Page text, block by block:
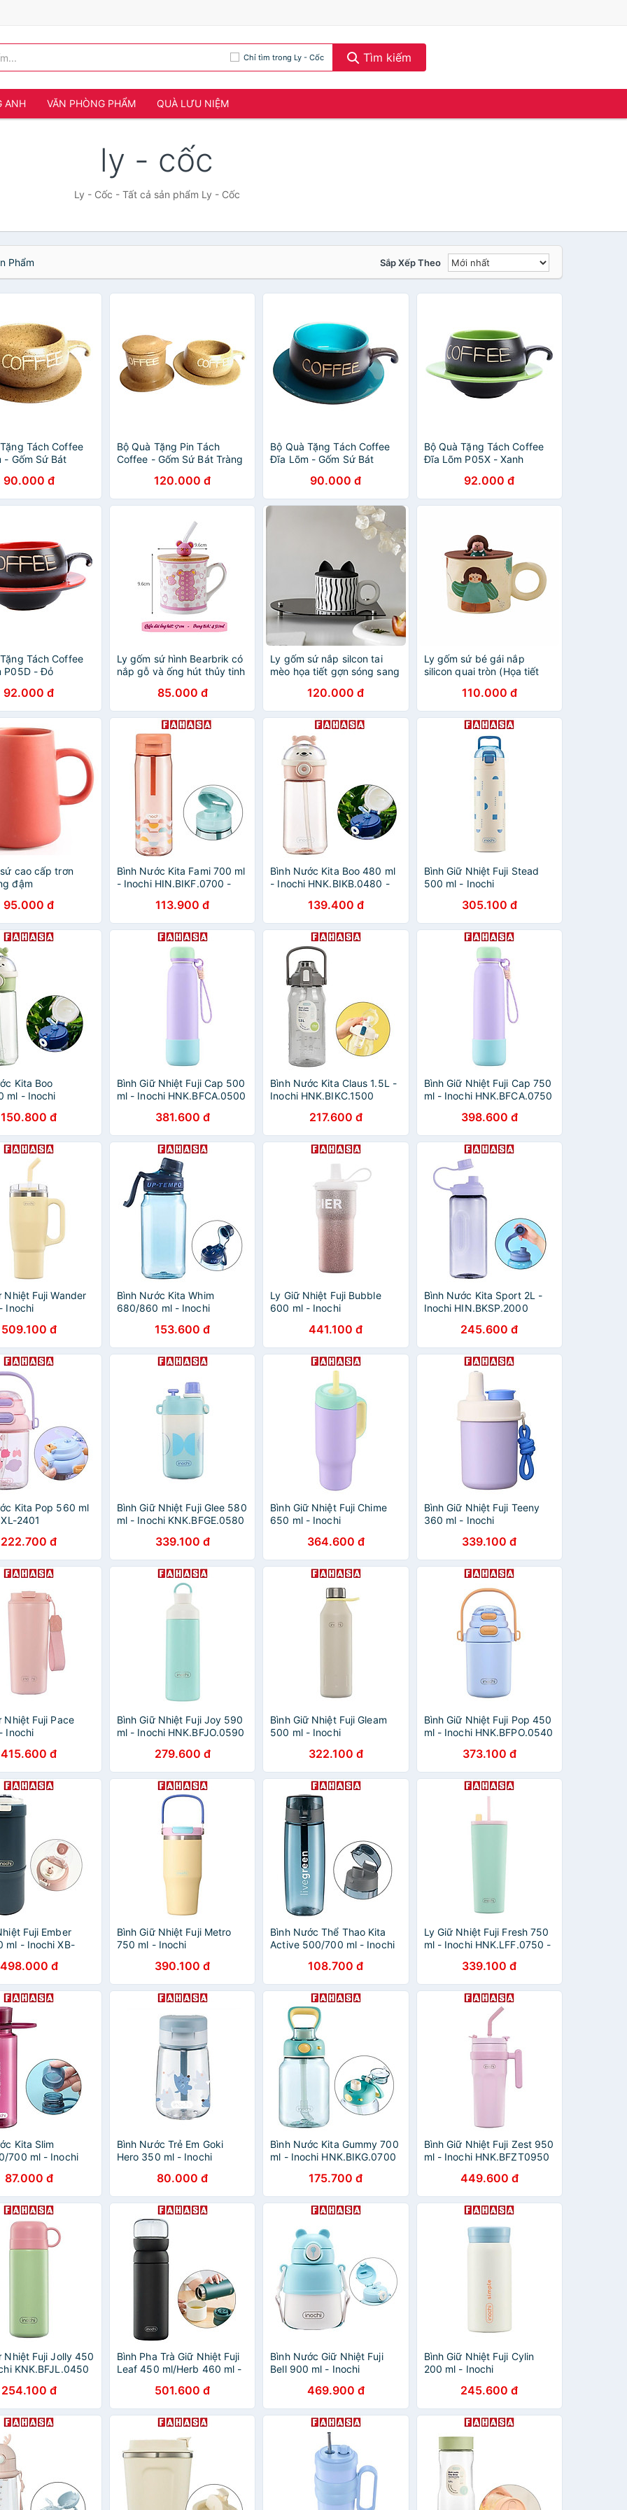
Chỉ tìm trong Ly - Cốc Tìm kiếm
ANH VĂN PHÒNG PHẨM QUÀ LƯU NIỆM
ly - cốc
Ly - Cốc - Tất cả sản phẩm Ly - Cốc
Phẩm Sắp Xếp Theo
Tách Coffee
- Gốm Sứ Bát
90.000 đ
Bộ Quà Tặng Pin Tách
Coffee - Gốm Sứ Bát Tràng
120.000 đ
Bộ Quà Tặng Tách Coffee
Đĩa Lõm - Gốm Sứ Bát
90.000 đ
Bộ Quà Tặng Tách Coffee
Đĩa Lõm P05X - Xanh
92.000 đ
Tách Coffee
P05D - Đỏ
92.000 đ
Ly gốm sứ hình Bearbrik có
nắp gỗ và ống hút thủy tinh
85.000 đ
Ly gốm sứ nắp silcon tai
mèo họa tiết gợn sóng sang
120.000 đ
Ly gốm sứ bé gái nắp
silicon quai tròn (Họa tiết
110.000 đ
cao cấp trơn
đậm
95.000 đ
Bình Nước Kita Fami 700 ml
- Inochi HIN.BIKF.0700 -
113.900 đ
Bình Nước Kita Boo 480 ml
- Inochi HNK.BIKB.0480 -
139.400 đ
Bình Giữ Nhiệt Fuji Stead
500 ml - Inochi
Trắng, Xanh Dương
305.100 đ
Kita Boo
ml - Inochi
An Toàn Cho Bé
150.800 đ
Bình Giữ Nhiệt Fuji Cap 500
ml - Inochi HNK.BFCA.0500
Hồng Phấn, Hồng Sen,
Xanh
381.600 đ
Bình Nước Kita Claus 1.5L -
Inochi HNK.BIKC.1500
217.600 đ
Bình Giữ Nhiệt Fuji Cap 750
ml - Inochi HNK.BFCA.0750
Hồng Phấn, Hồng Son,
Xanh
398.600 đ
Nhiệt Fuji Wander
Inochi
Xanh Cốm
509.100 đ
Bình Nước Kita Whim
680/860 ml - Inochi
Liệu Tritan, An Toàn Cho Bé
153.600 đ
Ly Giữ Nhiệt Fuji Bubble
600 ml - Inochi
Xanh Nhạt, Hồng
441.100 đ
Bình Nước Kita Sport 2L -
Inochi HIN.BKSP.2000
245.600 đ
Kita Pop 560 ml
2401
222.700 đ
Bình Giữ Nhiệt Fuji Glee 580
ml - Inochi KNK.BFGE.0580
Xanh Mint, Hồng Tím
339.100 đ
Bình Giữ Nhiệt Fuji Chime
650 ml - Inochi
Xanh Lá, Xanh Dương,
Hồng Sen, Xanh Nhạt, Tím,
Hồng Phấn
364.600 đ
Bình Giữ Nhiệt Fuji Teeny
360 ml - Inochi
Xanh Rêu, Xanh Lá, Hồng
Nhạt, Hồng Sen, Tím, Xanh
Dương
339.100 đ
Nhiệt Fuji Pace
Inochi
415.600 đ
Bình Giữ Nhiệt Fuji Joy 590
ml - Inochi HNK.BFJO.0590
Xanh Biển279.600 đ
Bình Giữ Nhiệt Fuji Gleam
500 ml - Inochi
Xanh Dương/Be
322.100 đ
Bình Giữ Nhiệt Fuji Pop 450
ml - Inochi HNK.BFPO.0540
373.100 đ
Fuji Ember
ml - Inochi XB-
498.000 đ
Bình Giữ Nhiệt Fuji Metro
750 ml - Inochi
Trắng, Tím, Xanh Nhạt,
Xanh Lá, Vàng, Hồng
390.100 đ
Bình Nước Thể Thao Kita
Active 500/700 ml - Inochi
108.700 đ
Ly Giữ Nhiệt Fuji Fresh 750
ml - Inochi HNK.LFF.0750 -
339.100 đ
Kita Slim
700 ml - Inochi
An Toàn Cho Bé
87.000 đ
Bình Nước Trẻ Em Goki
Hero 350 ml - Inochi
Nhạt, Xanh Mint, Cam
80.000 đ
Bình Nước Kita Gummy 700
ml - Inochi HNK.BIKG.0700
175.700 đ
Bình Giữ Nhiệt Fuji Zest 950
ml - Inochi HNK.BFZT0950
449.600 đ
Nhiệt Fuji Jolly 450
KNK.BFJL.0450
254.100 đ
Bình Pha Trà Giữ Nhiệt Fuji
Leaf 450 ml/Herb 460 ml -
501.600 đ
Bình Nước Giữ Nhiệt Fuji
Bell 900 ml - Inochi
469.900 đ
Bình Giữ Nhiệt Fuji Cylin
200 ml - Inochi
Xanh Đậm, Trắng Ngà
245.600 đ